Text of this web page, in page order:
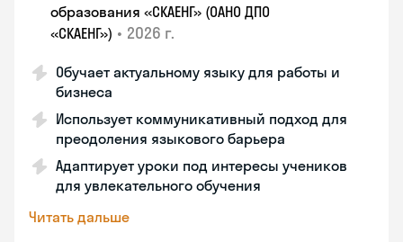
образования «СКАЕНГ» (ОАНО ДПО
«СКАЕНГ») • 2026 г.
Обучает актуальному языку для работы и
бизнеса
Использует коммуникативный подход для
преодоления языкового барьера
Адаптирует уроки под интересы учеников
для увлекательного обучения
Читать дальше